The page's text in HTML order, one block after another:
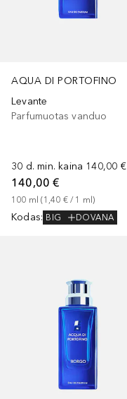
AQUA DI PORTOFINO
Levante
Parfumuotas vanduo
30 d. min. kaina 140,00 €
140,00 €
100 ml (1,40 € / 1 ml)
Kodas: BIG DOVANA